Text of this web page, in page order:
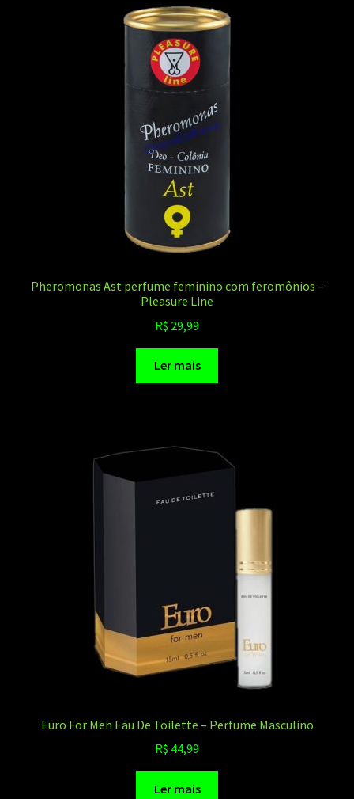
Pheromonas Ast perfume feminino com feromônios –
Pleasure Line
R$ 29,99
Ler mais
Euro For Men Eau De Toilette – Perfume Masculino
R$ 44,99
Ler mais